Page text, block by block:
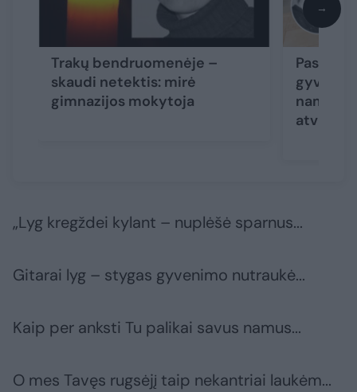
Trakų bendruomenėje –
skaudi netektis: mirė
gimnazijos mokytoja
namus
atvirai
→
„Lyg kregždei kylant – nuplėšė sparnus...
Gitarai lyg – stygas gyvenimo nutraukė...
Kaip per anksti Tu palikai savus namus...
O mes Tavęs rugsėjį taip nekantriai laukėm...